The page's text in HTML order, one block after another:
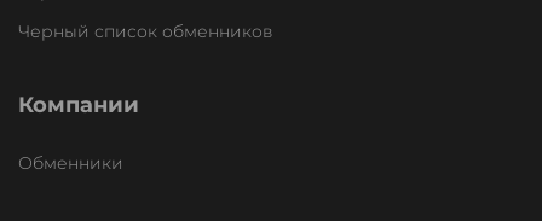
Черный список обменников
Компании
Обменники